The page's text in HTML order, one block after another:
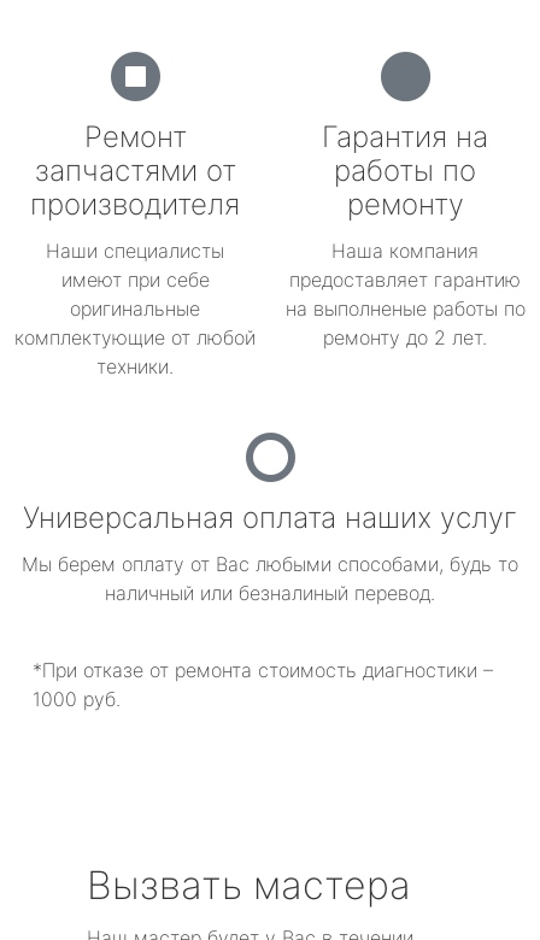
Ремонт
запчастями от
производителя
Наши специалисты
имеют при себе
оригинальные
комплектующие от любой
техники.
Гарантия на
работы по
ремонту
Наша компания
предоставляет гарантию
на выполненые работы по
ремонту до 2 лет.
Универсальная оплата наших услуг
Мы берем оплату от Вас любыми способами, будь то
наличный или безналиный перевод.
*При отказе от ремонта стоимость диагностики –
1000 руб.
Вызвать мастера